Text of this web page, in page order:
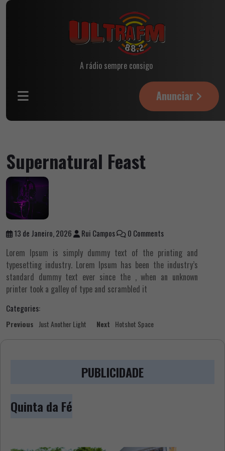
A rádio sempre consigo
Anunciar
Supernatural Feast
13 de Janeiro, 2026 Rui Campos 0 Comments
Lorem Ipsum is simply dummy text of the printing and
typesetting industry. Lorem Ipsum has been the industry’s
standard dummy text ever since the , when an unknown
printer took a galley of type and scrambled it
Categories:
Navegação
Previous
Previous
Just Another Light Next
Next
Hotshot Space
PUBLICIDADE
Quinta da Fé